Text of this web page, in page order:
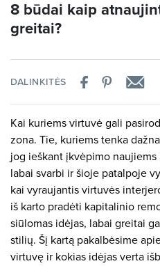
8 būdai kaip
greitai?
DALINKITĖS
Kai kuriems virtuvė gali
zona. Tie, kuriems tenka
jog ieškant įkvėpimo naujiems
labai svarbi ir šioje patalpoje
kai vyraujantis virtuvės
iš karto pradėti kapitalinio
siūlomas idėjas, labai greitai
stilių. Šį kartą pakalbėsime
virtuvę ir kokias idėjas verta